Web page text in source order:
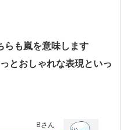
も嵐を意味します
とおしゃれな表現といっ
Bさん